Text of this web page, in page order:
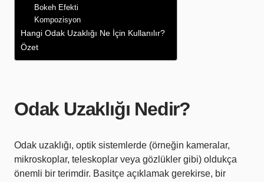
Bokeh Efekti
Kompozisyon
Hangi Odak Uzaklığı Ne İçin Kullanılır?
Özet
Odak Uzaklığı Nedir?
Odak uzaklığı, optik sistemlerde (örneğin kameralar,
mikroskoplar, teleskoplar veya gözlükler gibi) oldukça
önemli bir terimdir. Basitçe açıklamak gerekirse, bir